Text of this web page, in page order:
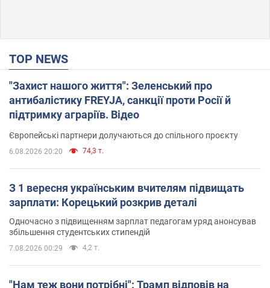
TOP NEWS
"Захист нашого життя": Зеленський про
антибалістику FREYJA, санкції проти Росії й
підтримку аграріїв. Відео
Європейські партнери долучаються до спільного проєкту
6.08.2026 20:20 74,3 т.
З 1 вересня українським вчителям підвищать
зарплати: Корецький розкрив деталі
Одночасно з підвищенням зарплат педагогам уряд анонсував
збільшення студентських стипендій
7.08.2026 00:29 4,2 т.
"Нам теж вони потрібні": Трамп відповів на